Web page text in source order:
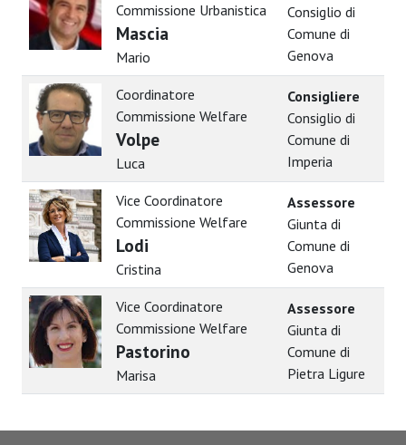
Commissione Urbanistica
Mascia
Mario
Consiglio di
Comune di
Genova
Coordinatore
Commissione Welfare
Volpe
Luca
Consigliere
Consiglio di
Comune di
Imperia
Vice Coordinatore
Commissione Welfare
Lodi
Cristina
Assessore
Giunta di
Comune di
Genova
Vice Coordinatore
Commissione Welfare
Pastorino
Marisa
Assessore
Giunta di
Comune di
Pietra Ligure